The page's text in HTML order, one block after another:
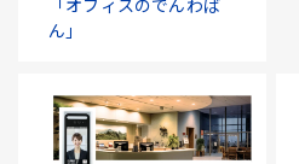
「オフィスのでんわば
ん」